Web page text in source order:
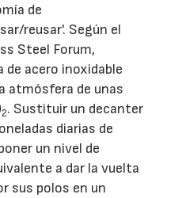
de
reusar'. Según el
Steel Forum,
de acero inoxidable
atmósfera de unas
2. Sustituir un decanter
diarias de
un nivel de
a dar la vuelta
sus polos en un